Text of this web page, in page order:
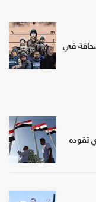
في
تقوده